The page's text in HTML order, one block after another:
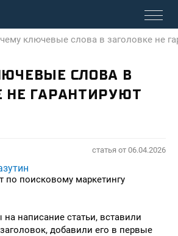
ключевые слова в заголовке не
СЛОВА В
НЕ ГАРАНТИРУЮТ
статья от 06.04.2026
по поисковому маркетингу
написание статьи, вставили
добавили его в первые